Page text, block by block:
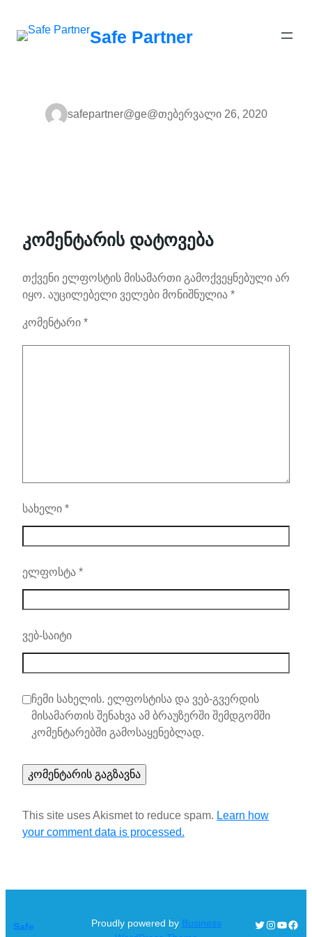
გადასვლა
Safe Partner
safepartner@ge@თებერვალი 26, 2020
კომენტარის დატოვება
თქვენი ელფოსტის მისამართი გამოქვეყნებული არ
იყო. აუცილებელი ველები მონიშნულია *
კომენტარი *
სახელი *
ელფოსტა *
ვებ-საიტი
ჩემი სახელის. ელფოსტისა და ვებ-გვერდის
მისამართის შენახვა ამ ბრაუზერში შემდგომში
კომენტარებში გამოსაყენებლად.
This site uses Akismet to reduce spam. Learn how
your comment data is processed.
Safe
Proudly powered by Business
Twitter